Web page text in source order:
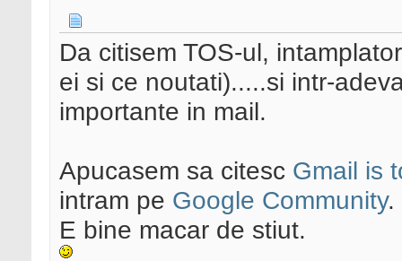
Da citisem TOS-ul,
ei si ce noutati).....si intr-
importante in mail.
Apucasem sa citesc Gmail is
intram pe Google Community.
E bine macar de stiut.